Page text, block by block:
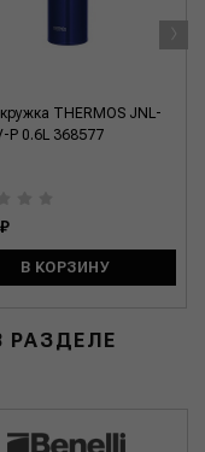
THERMOS JNL-
P 0.6L 368577
В КОРЗИНУ
›
РАЗДЕЛЕ